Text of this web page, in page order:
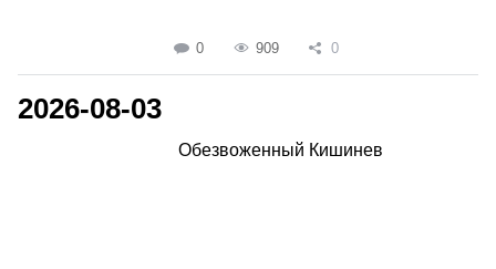
0 909 0
2026-08-03
Обезвоженный Кишинев